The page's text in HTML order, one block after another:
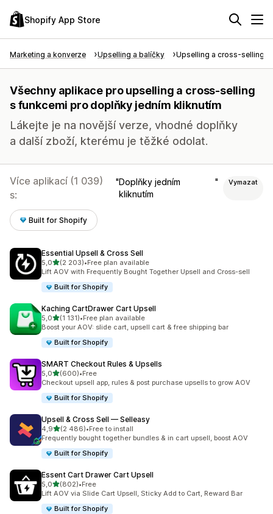
Shopify App Store
Marketing a konverze Upselling a balíčky Upselling a cross-selling
Všechny aplikace pro upselling a cross-selling
s funkcemi pro doplňky jedním kliknutím
Lákejte je na novější verze, vhodné doplňky
a další zboží, kterému je těžké odolat.
Více aplikací (1 039)
s:
Doplňky jedním
kliknutím
Vymazat
Built for Shopify
Essential Upsell & Cross Sell
5,0z 5 hvězd
(2 203)
Celkový počet recenzí: 2203
•Free plan available
Lift AOV with Frequently Bought Together Upsell and Cross-sell
Built for Shopify
Kaching CartDrawer Cart Upsell
5,0z 5 hvězd
(1 131)
Celkový počet recenzí: 1131
•Free plan available
Boost your AOV: slide cart, upsell cart & free shipping bar
Built for Shopify
SMART Checkout Rules & Upsells
5,0z 5 hvězd
(600)
Celkový počet recenzí: 600
•Free
Checkout upsell app, rules & post purchase upsells to grow AOV
Built for Shopify
Upsell & Cross Sell — Selleasy
4,9z 5 hvězd
(2 486)
Celkový počet recenzí: 2486
•Free to install
Frequently bought together bundles & in cart upsell, boost AOV
Built for Shopify
Essent Cart Drawer Cart Upsell
5,0z 5 hvězd
(802)
Celkový počet recenzí: 802
•Free
Lift AOV via Slide Cart Upsell, Sticky Add to Cart, Reward Bar
Built for Shopify